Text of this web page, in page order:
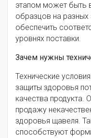
этапом может быть
образцов на разных
обеспечить
уровнях поставки.
Зачем нужны
Технические
защиты здоровья
качества продукта.
продажу
здоровья щавеля.
способствуют